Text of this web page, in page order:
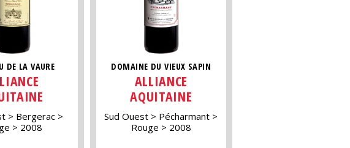
DE LA VAURE
Bergerac
2008
DOMAINE DU VIEUX SAPIN
ALLIANCE
AQUITAINE
Sud Ouest
Pécharmant
Rouge
2008